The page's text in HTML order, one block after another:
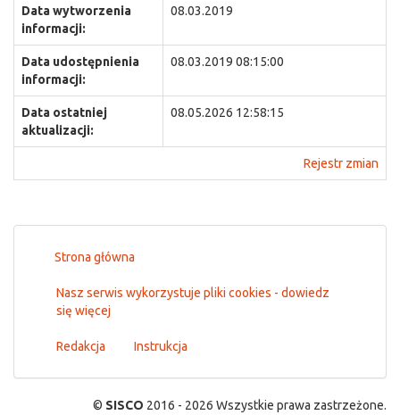
Data wytworzenia
informacji:
08.03.2019
Data udostępnienia
informacji:
08.03.2019 08:15:00
Data ostatniej
aktualizacji:
08.05.2026 12:58:15
Rejestr zmian
Strona główna
Nasz serwis wykorzystuje pliki cookies - dowiedz
się więcej
Redakcja Instrukcja
© SISCO 2016 - 2026 Wszystkie prawa zastrzeżone.